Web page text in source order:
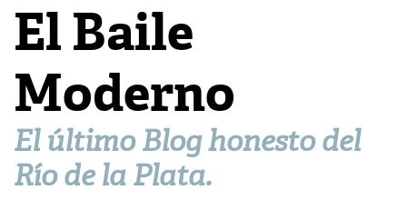
El Baile
Moderno
El último Blog honesto del
Río de la Plata.